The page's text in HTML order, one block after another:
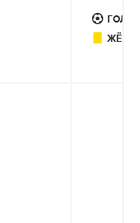
ГОЛ: 4